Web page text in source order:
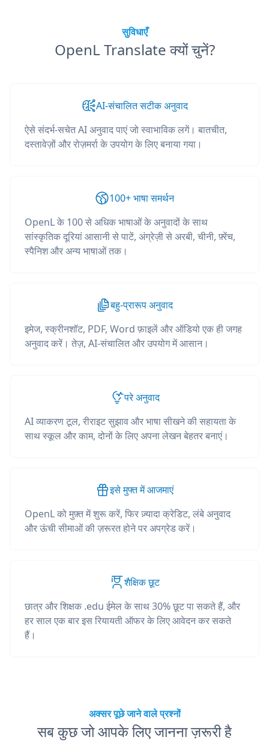
सुविधाएँ
OpenL Translate क्यों चुनें?
AI-संचालित सटीक अनुवाद
ऐसे संदर्भ-सचेत AI अनुवाद पाएं जो स्वाभाविक लगें। बातचीत,
दस्तावेज़ों और रोज़मर्रा के उपयोग के लिए बनाया गया।
100+ भाषा समर्थन
OpenL के 100 से अधिक भाषाओं के अनुवादों के साथ
सांस्कृतिक दूरियां आसानी से पाटें, अंग्रेज़ी से अरबी, चीनी, फ़्रेंच,
स्पैनिश और अन्य भाषाओं तक।
बहु-प्रारूप अनुवाद
इमेज, स्क्रीनशॉट, PDF, Word फ़ाइलें और ऑडियो एक ही जगह
अनुवाद करें। तेज़, AI-संचालित और उपयोग में आसान।
परे अनुवाद
AI व्याकरण टूल, रीराइट सुझाव और भाषा सीखने की सहायता के
साथ स्कूल और काम, दोनों के लिए अपना लेखन बेहतर बनाएं।
इसे मुफ्त में आजमाएं
OpenL को मुफ़्त में शुरू करें, फिर ज़्यादा क्रेडिट, लंबे अनुवाद
और ऊंची सीमाओं की ज़रूरत होने पर अपग्रेड करें।
शैक्षिक छूट
छात्र और शिक्षक .edu ईमेल के साथ 30% छूट पा सकते हैं, और
हर साल एक बार इस रियायती ऑफर के लिए आवेदन कर सकते
हैं।
अक्सर पूछे जाने वाले प्रश्नों
सब कुछ जो आपके लिए जानना ज़रूरी है